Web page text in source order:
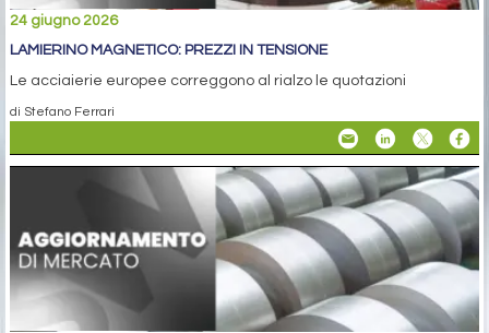
24 giugno 2026
LAMIERINO MAGNETICO: PREZZI IN TENSIONE
Le acciaierie europee correggono al rialzo le quotazioni
di Stefano Ferrari